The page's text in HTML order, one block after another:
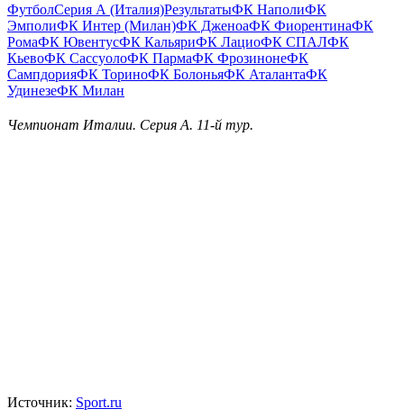
ФутболСерия А (Италия)РезультатыФК НаполиФК
ЭмполиФК Интер (Милан)ФК ДженоаФК ФиорентинаФК
РомаФК ЮвентусФК КальяриФК ЛациоФК СПАЛФК
КьевоФК СассуолоФК ПармаФК ФрозинонеФК
СампдорияФК ТориноФК БолоньяФК АталантаФК
УдинезеФК Милан
Чемпионат Италии. Серия А. 11-й тур.
Источник: Sport.ru